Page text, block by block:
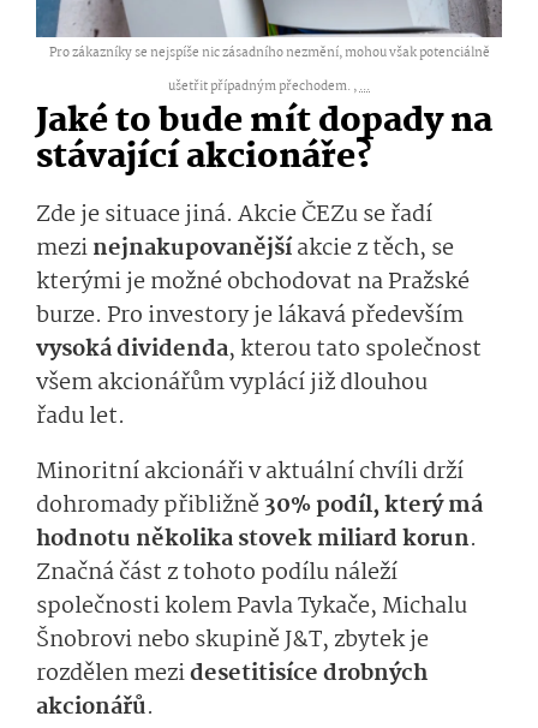
Pro zákazníky se nejspíše nic zásadního nezmění, mohou však potenciálně
ušetřit případným přechodem. ,...
Jaké to bude mít dopady na
stávající akcionáře?
Zde je situace jiná. Akcie ČEZu se řadí
mezinejnakupo­vanějšíakcie z těch, se
kterými je možné obchodovat na Pražské
burze. Pro investory je lákavá především
vysoká dividenda, kterou tato společnost
všem akcionářům vyplácí již dlouhou
řadu let.
Minoritní akcionáři v aktuální chvíli drží
dohromady přibližně30% podíl, který má
hodnotu několika stovek miliard korun.
Značná část z tohoto podílu náleží
společnosti kolem Pavla Tykače, Michalu
Šnobrovi nebo skupině J&T, zbytek je
rozdělen mezidesetitisíce drobných
akcionářů.